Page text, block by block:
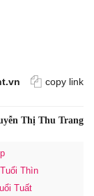
copy link
Thị Thu Trang
Tuổi Thìn
Tuất